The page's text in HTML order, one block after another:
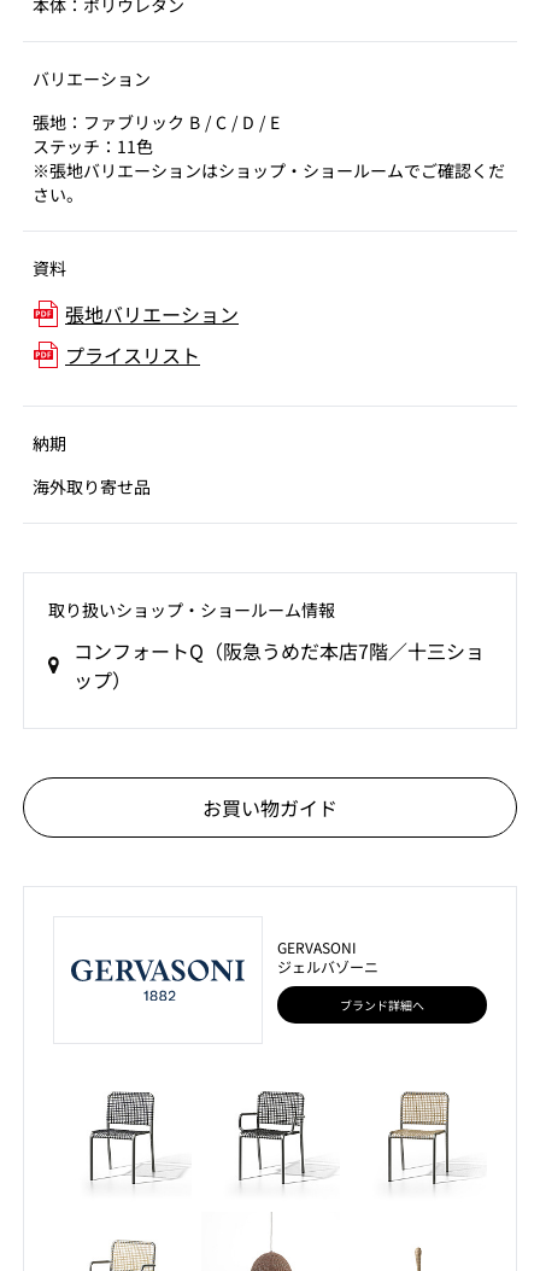
本体：ポリウレタン
バリエーション
張地：ファブリック B / C / D / E
ステッチ：11色
※張地バリエーションはショップ・ショールームでご確認くだ
さい。
資料
張地バリエーション
プライスリスト
納期
海外取り寄せ品
取り扱いショップ‧ショールーム情報
コンフォートQ（阪急うめだ本店7階／十三ショ
ップ）
お買い物ガイド
GERVASONI
ジェルバゾーニ
ブランド詳細へ